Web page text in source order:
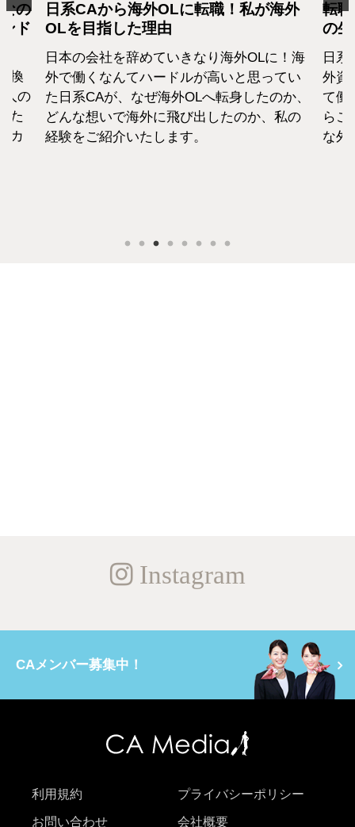
外
い
か、
の
転職・社会人経験ありの外資系CA！そ
の生活設計はどうなってる？
日系エアラインと違い新卒での募集がない
外資系のエアラインは、すでに社会人とし
て働いた経験をもつCAがほぼすべて。だか
らこそ、それぞれの考えも違います。そん
な外資系CAのお金事情をお話します。
転
者
終
から
紹介
Instagram
CAメンバー募集中！
利用規約 プライバシーポリシー
お問い合わせ 会社概要